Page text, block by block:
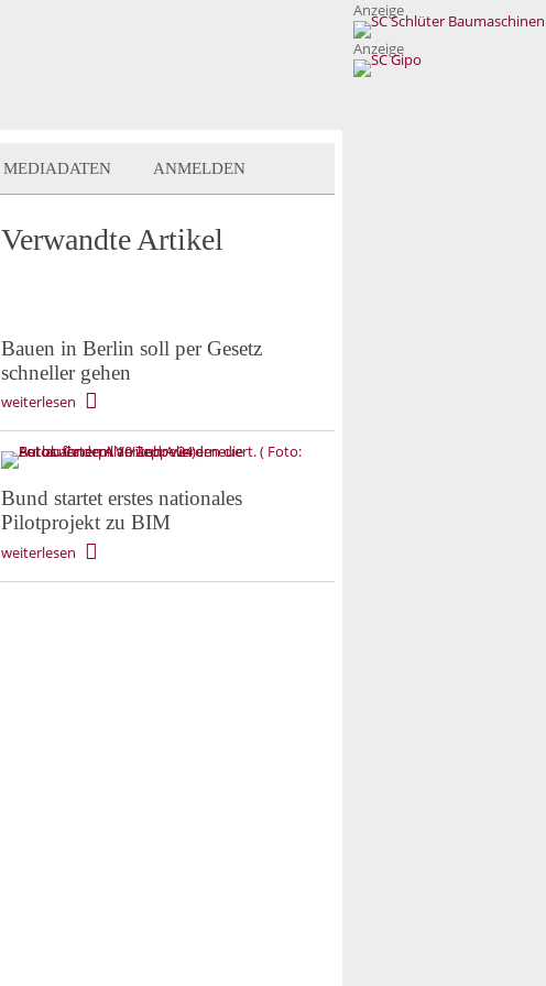
Anzeige
Anzeige
MEDIADATEN ANMELDEN
Verwandte Artikel
Bauen in Berlin soll per Gesetz
schneller gehen
weiterlesen
Bund startet erstes nationales
Pilotprojekt zu BIM
weiterlesen